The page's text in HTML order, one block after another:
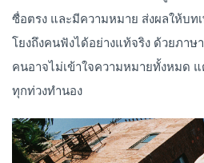
ซื่อตรง และมีความหมาย ส่งผลให้บท
โยงถึงคนฟังได้อย่างแท้จริง ด้วยภา
คนอาจไม่เข้าใจความหมายทั้งหมด
ทุกท่วงทำนอง